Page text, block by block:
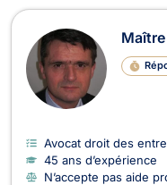
Maître
Avocat droit des
45 ans d’expérience
N’accepte pas aide